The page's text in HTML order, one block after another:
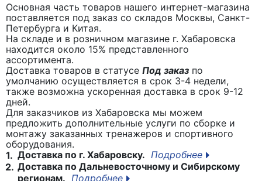
Основная часть товаров нашего интернет-магазина
поставляется под заказ со складов Москвы, Санкт-
Петербурга и Китая.
На складе и в розничном магазине г. Хабаровска
находится около 15% представленного
ассортимента.
Доставка товаров в статусе Под заказ по
умолчанию осуществляется в срок 3-4 недели,
также возможна ускоренная доставка в срок 9-12
дней.
Для заказчиков из Хабаровска мы можем
предложить дополнительные услуги по сборке и
монтажу заказанных тренажеров и спортивного
оборудования.
1. Доставка по г. Хабаровску. Подробнее
2. Доставка по Дальневосточному и Сибирскому
регионам. Подробнее